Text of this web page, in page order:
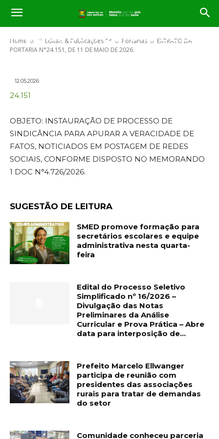
Home ** Editais & Publicações ** Portarias
EXTRATO DA
PORTARIA N°24.151, DE 11 DE MAIO DE 2026.
EXTRATO DA PORTARIA
N°24.151, DE 11 DE MAIO DE 2026.
12.05.2026
24.151
OBJETO: INSTAURAÇÃO DE PROCESSO DE
SINDICÂNCIA PARA APURAR A VERACIDADE DE
FATOS, NOTICIADOS EM POSTAGEM DE REDES
SOCIAIS, CONFORME DISPOSTO NO MEMORANDO
1 DOC N°4.726/2026.
SUGESTÃO DE LEITURA
SMED promove formação para
secretários escolares e equipe
administrativa nesta quarta-
feira
Edital do Processo Seletivo
Simplificado nº 16/2026 –
Divulgação das Notas
Preliminares da Análise
Curricular e Prova Prática – Abre
data para interposição de...
Prefeito Marcelo Ellwanger
participa de reunião com
presidentes das associações
rurais para tratar de demandas
do setor
Comunidade conheceu parceria